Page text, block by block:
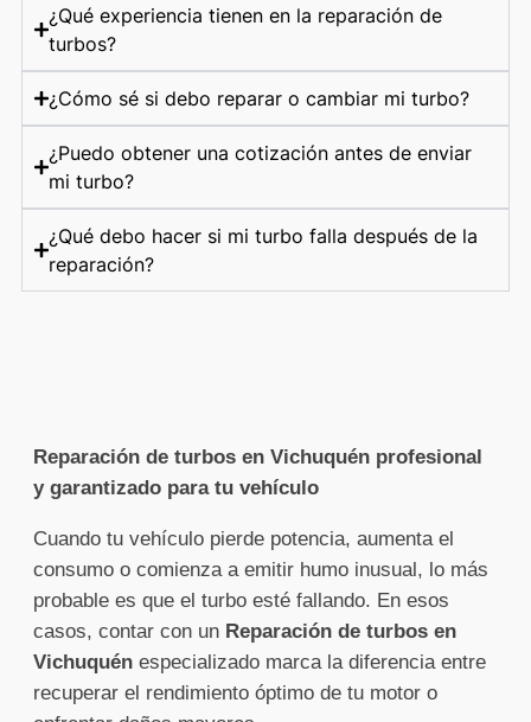
¿Qué experiencia tienen en la reparación de
turbos?
¿Cómo sé si debo reparar o cambiar mi turbo?
¿Puedo obtener una cotización antes de enviar
mi turbo?
¿Qué debo hacer si mi turbo falla después de la
reparación?
Reparación de turbos en Vichuquén profesional
y garantizado para tu vehículo
Cuando tu vehículo pierde potencia, aumenta el
consumo o comienza a emitir humo inusual, lo más
probable es que el turbo esté fallando. En esos
casos, contar con un Reparación de turbos en
Vichuquén especializado marca la diferencia entre
recuperar el rendimiento óptimo de tu motor o